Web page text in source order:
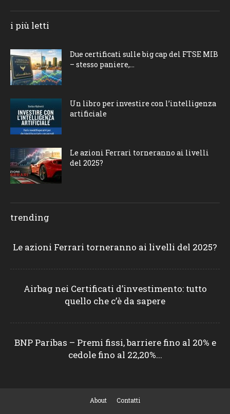
i più letti
Due certificati sulle big cap del FTSE MIB
– stesso paniere,...
Un libro per investire con l’intelligenza
artificiale
Le azioni Ferrari torneranno ai livelli
del 2025?
trending
Le azioni Ferrari torneranno ai livelli del 2025?
Airbag nei Certificati d’investimento: tutto
quello che c’è da sapere
BNP Paribas – Premi fissi, barriere fino al 20% e
cedole fino al 22,20%...
About Contatti